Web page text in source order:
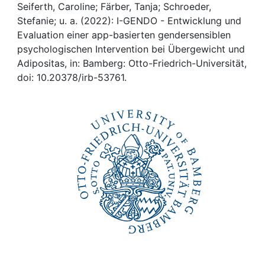
Help
Seiferth, Caroline; Färber, Tanja; Schroeder,
Stefanie; u. a. (2022): I-GENDO - Entwicklung und
Evaluation einer app-basierten gendersensiblen
psychologischen Intervention bei Übergewicht und
Adipositas, in: Bamberg: Otto-Friedrich-Universität,
doi: 10.20378/irb-53761.